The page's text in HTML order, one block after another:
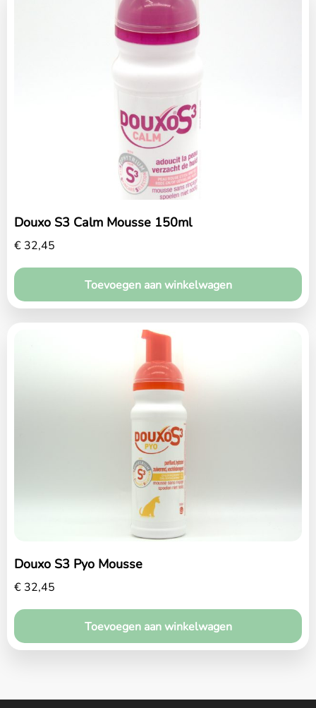
Over ons
Diensten
Amana Zorgplan
Winkel
Blog
Contact
Maak een afspraak
Douxo S3 Calm Mousse 150ml
€ 32,45
Toevoegen aan winkelwagen
Douxo S3 Pyo Mousse
€ 32,45
Toevoegen aan winkelwagen